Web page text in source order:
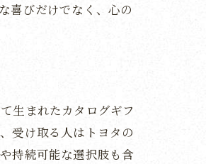
喜びだけでなく、心の
生まれたカタログギフ
受け取る人はトヨタの
持続可能な選択肢も含